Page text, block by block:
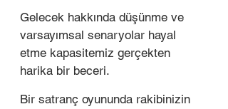
Gelecek hakkında düşünme ve
varsayımsal senaryolar hayal
etme kapasitemiz gerçekten
harika bir beceri.
Bir satranç oyununda rakibinizin